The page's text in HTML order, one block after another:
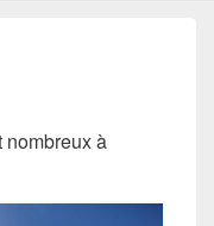
nombreux à